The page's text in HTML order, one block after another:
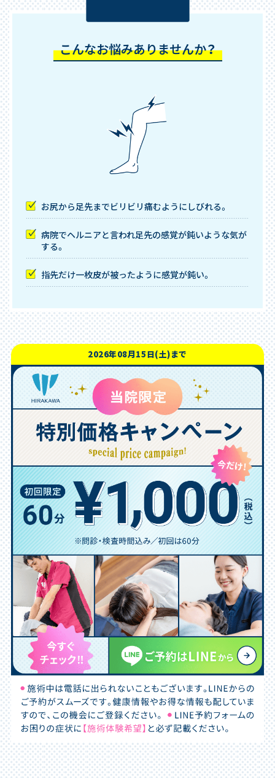
こんなお悩みありませんか？
お尻から足先までビリビリ痛むようにしびれる。
病院でヘルニアと言われ足先の感覚が鈍いような気が
する。
指先だけ一枚皮が被ったように感覚が鈍い。
2026年08月15日(土)まで